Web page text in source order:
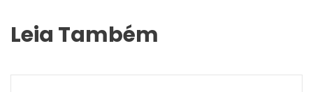
Leia Também